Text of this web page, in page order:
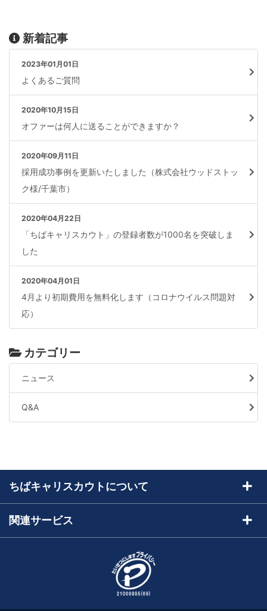
新着記事
2023年01月01日
よくあるご質問
2020年10月15日
オファーは何人に送ることができますか？
2020年09月11日
採用成功事例を更新いたしました（株式会社ウッドストッ
ク様/千葉市）
2020年04月22日
「ちばキャリスカウト」の登録者数が1000名を突破しま
した
2020年04月01日
4月より初期費用を無料化します（コロナウイルス問題対
応）
カテゴリー
ニュース
Q&A
ちばキャリスカウトについて
ちばキャリスカウトとは
関連サービス